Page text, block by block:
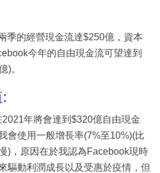
季的經營現金流達$250億，資本
今年的自由現金流可望達到
)。
年將會達到$320億自由現金
會使用一般增長率(7%至10%)(比
)，原因在於我認為Facebook現時
驅動利潤成長以及受惠於疫情，但